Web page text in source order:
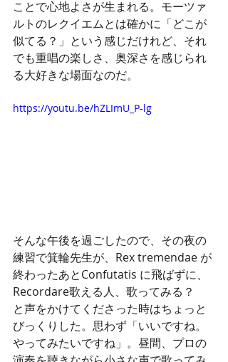
ことで心地よさが生まれる。モーツァ
ルトのレクイエムとは確かに「どこが
似てる？」という感じだけれど、それ
でも重唱の楽しさ、奥深さを感じられ
る大好きな場面なのだ。
https://youtu.be/hZLImU_P-lg
そんな午後を過ごしたので、その夜の
練習で箕輪先生が、Rex tremendae が
終わったあとConfutatis に飛ばずに、
Recordare歌える人、歌ってみる？
と声をかけてくださった時はちょっと
びっくりした。思わず「いいですね。
やってみたいですね」。昼間、プロの